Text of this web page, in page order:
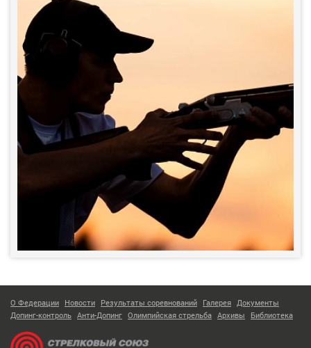
О Федерации Новости Результаты соревнований Галерея Документы
Допинг-контроль Анти-Допинг Олимпийская стрельба Архивы Библиотека